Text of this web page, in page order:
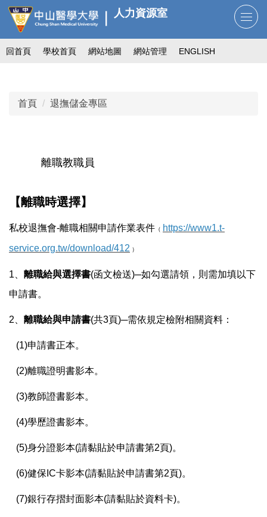
跳
到
主
要
人力資源室
回首頁 學校首頁 網站地圖 網站管理 ENGLISH
首頁 退撫儲金專區
離職教職員
【離職時選擇】
私校退撫會-離職相關申請作業表件 （ https://www1.t-
service.org.tw/download/412 ）
1 離職給與選擇書(函文檢送)─如勾選請領，則需加填以下
申請書。
2 離職給與申請書(共3頁)─需依規定檢附相關資料：
(1)申請書正本。
(2)離職證明書影本。
(3)教師證書影本。
(4)學歷證書影本。
(5)身分證影本(請黏貼於申請書第2頁)。
(6)健保IC卡影本(請黏貼於申請書第2頁)。
(7)銀行存摺封面影本(請黏貼於資料卡)。